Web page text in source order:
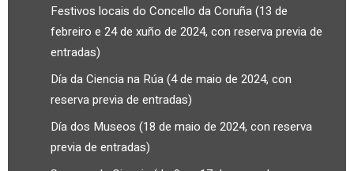
Festivos locais do Concello da Coruña (13 de
febreiro e 24 de xuño de 2024, con reserva previa de
entradas)
Día da Ciencia na Rúa (4 de maio de 2024, con
reserva previa de entradas)
Día dos Museos (18 de maio de 2024, con reserva
previa de entradas)